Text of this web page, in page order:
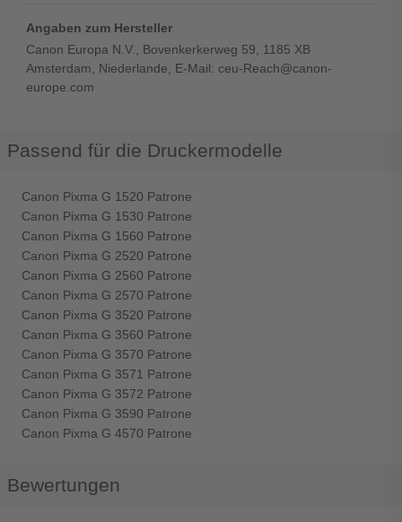
Angaben zum Hersteller
Canon Europa N.V., Bovenkerkerweg 59, 1185 XB
Amsterdam, Niederlande, E-Mail: ceu-Reach@canon-
europe.com
Passend für die Druckermodelle
Canon Pixma G 1520 Patrone
Canon Pixma G 1530 Patrone
Canon Pixma G 1560 Patrone
Canon Pixma G 2520 Patrone
Canon Pixma G 2560 Patrone
Canon Pixma G 2570 Patrone
Canon Pixma G 3520 Patrone
Canon Pixma G 3560 Patrone
Canon Pixma G 3570 Patrone
Canon Pixma G 3571 Patrone
Canon Pixma G 3572 Patrone
Canon Pixma G 3590 Patrone
Canon Pixma G 4570 Patrone
Bewertungen